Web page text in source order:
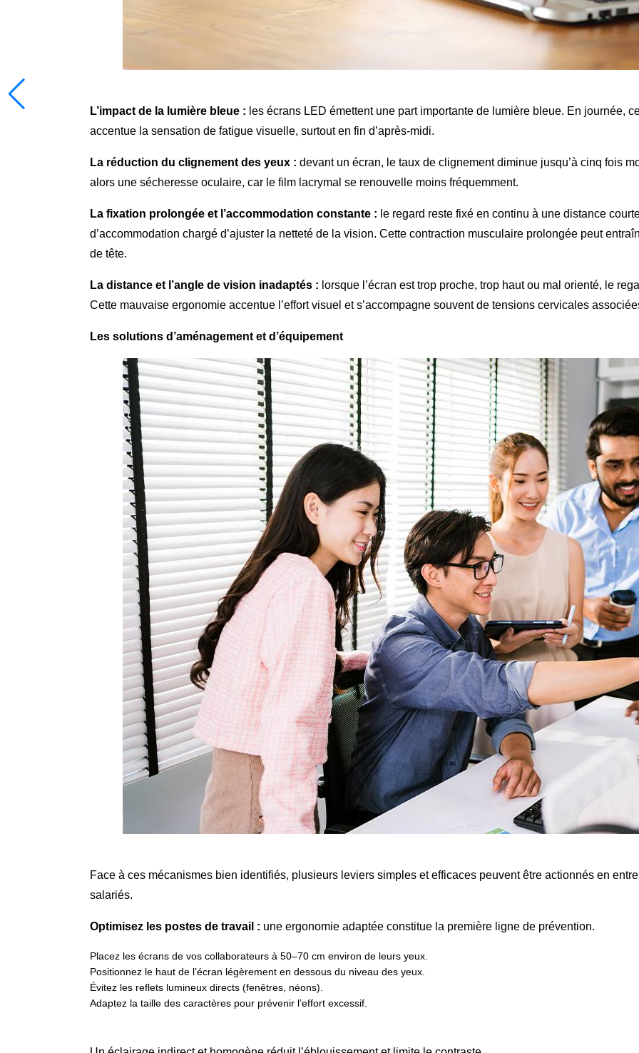
L’impact de la lumière bleue : les écrans LED émettent une part importante de lumière bleue. En journée,
accentue la sensation de fatigue visuelle, surtout en fin d’après-midi.
La réduction du clignement des yeux : devant un écran, le taux de clignement diminue jusqu’à cinq fois
alors une sécheresse oculaire, car le film lacrymal se renouvelle moins fréquemment.
La fixation prolongée et l’accommodation constante : le regard reste fixé en continu à une distance
d’accommodation chargé d’ajuster la netteté de la vision. Cette contraction musculaire prolongée peut
de tête.
La distance et l’angle de vision inadaptés : lorsque l’écran est trop proche, trop haut ou mal orienté, le
Cette mauvaise ergonomie accentue l’effort visuel et s’accompagne souvent de tensions cervicales
Les solutions d’aménagement et d’équipement
Face à ces mécanismes bien identifiés, plusieurs leviers simples et efficaces peuvent être actionnés en
salariés.
Optimisez les postes de travail : une ergonomie adaptée constitue la première ligne de prévention.
Placez les écrans de vos collaborateurs à 50–70 cm environ de leurs yeux.
Positionnez le haut de l’écran légèrement en dessous du niveau des yeux.
Évitez les reflets lumineux directs (fenêtres, néons).
Adaptez la taille des caractères pour prévenir l’effort excessif.